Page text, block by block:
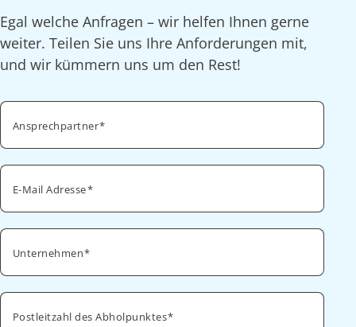
Egal welche Anfragen – wir helfen Ihnen gerne
weiter. Teilen Sie uns Ihre Anforderungen mit,
und wir kümmern uns um den Rest!
Ansprechpartner
E-Mail Adresse
Unternehmen
Postleitzahl des Abholpunktes